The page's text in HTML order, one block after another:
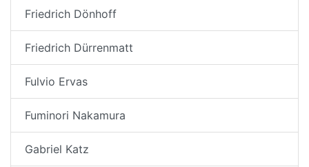
Friedrich Dönhoff
Friedrich Dürrenmatt
Fulvio Ervas
Fuminori Nakamura
Gabriel Katz